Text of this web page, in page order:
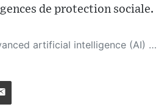
de protection sociale.
research from a variety of reliable sources, performs rigorous fact-checking and verification, cleans up and balances biased or manipulated content, and presents a minimal factual summary that is just enough yet essential for you to function as an informed and educated citizen. Please keep in mind, however, that this system is an evolving technology, and as a result, the article may contain accidental inaccuracies or errors. We urge you to help us improve our site by reporting any inaccuracies you find using the "